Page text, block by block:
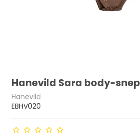
Hanevild Sara body-
Hanevild
EBHV020